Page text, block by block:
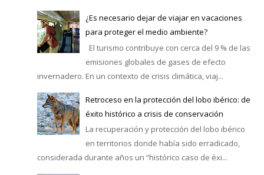
¿Es necesario dejar de viajar en vacaciones
para proteger el medio ambiente?
El turismo contribuye con cerca del 9 % de las
emisiones globales de gases de efecto
invernadero. En un contexto de crisis climática, viaj...
Retroceso en la protección del lobo ibérico: de
éxito histórico a crisis de conservación
La recuperación y protección del lobo ibérico
en territorios donde había sido erradicado,
considerada durante años un “histórico caso de éxi...